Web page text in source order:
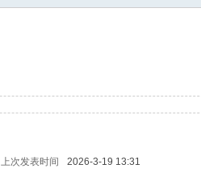
上次发表时间
2026-3-19 13:31